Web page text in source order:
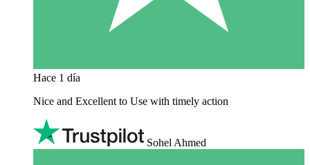
Hace 1 día
Nice and Excellent to Use with timely action
Sohel Ahmed